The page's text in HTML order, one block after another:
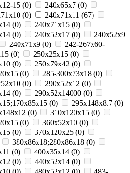
15 (0) 240x65x7 (0)
(0) 240x71x11 (67)
(0) 240x71x15 (0)
(0) 240х52х17 (0)
240х52х9
240х71х9 (0)
242-267x60-
(0) 250x25x15 (0)
(0) 250х79х42 (0)
(0) 285-300x73x18 (0)
(0) 290x52x12 (0)
(0) 290х52х14000 (0)
(0) 295х148х8.7 (0)
(0) 310x120x15 (0)
(0) 360х52х10 (0)
(0) 370х120х25 (0)
380х86х18;280х86х18 (0)
(0) 400х35х14 (0)
(0) 440х52х14 (0)
(0) 480х52х12 (0)
483-